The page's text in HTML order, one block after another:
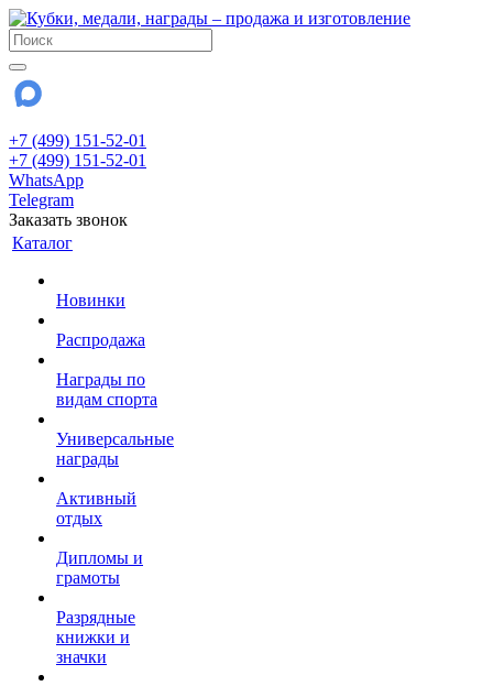
+7 (499) 151-52-01
+7 (499) 151-52-01
WhatsApp
Telegram
Заказать звонок
Каталог
Новинки
Распродажа
Награды по
видам спорта
Универсальные
награды
Активный
отдых
Дипломы и
грамоты
Разрядные
книжки и
значки